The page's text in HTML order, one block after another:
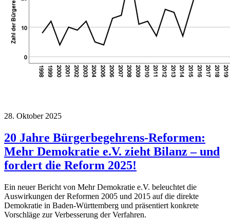
28. Oktober 2025
20 Jahre Bürgerbegehrens-Reformen:
Mehr Demokratie e.V. zieht Bilanz – und
fordert die Reform 2025!
Ein neuer Bericht von Mehr Demokratie e.V. beleuchtet die
Auswirkungen der Reformen 2005 und 2015 auf die direkte
Demokratie in Baden-Württemberg und präsentiert konkrete
Vorschläge zur Verbesserung der Verfahren.